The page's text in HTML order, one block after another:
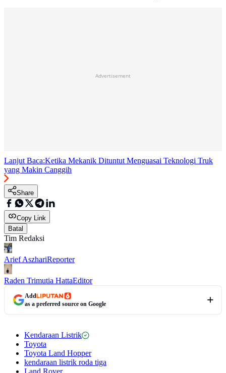
Advertisement
Lanjut Baca:Ketika Mekanik Dituntut Menguasai Teknologi Truk
yang Makin Canggih
Share
Copy Link
Batal
Tim Redaksi
Arief AszhariReporter
Raden Trimutia HattaEditor
Add
as a preferred source on Google
Kendaraan Listrik
Toyota
Toyota Land Hopper
kendaraan listrik roda tiga